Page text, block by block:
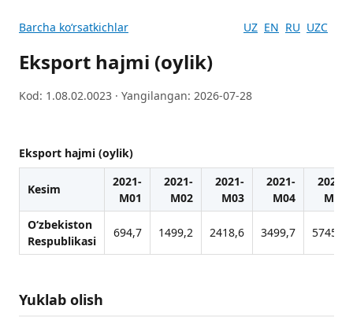
Barcha koʻrsatkichlar UZ EN RU UZC
Eksport hajmi (oylik)
Kod: 1.08.02.0023 · Yangilangan: 2026-07-28
Eksport hajmi (oylik)
Kesim
2021-
M01
2021-
M02
2021-
M03
2021-
M04
2021-
M05
O‘zbekiston
Respublikasi
694,7 1499,2 2418,6 3499,7 5745,5
Yuklab olish